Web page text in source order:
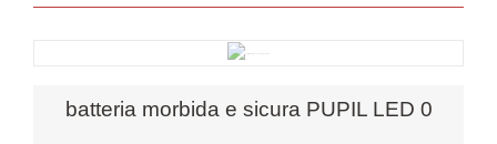
batteria morbida e sicura PUPIL LED 0